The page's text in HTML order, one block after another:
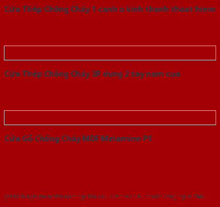
Cửa Thép Chống Cháy 1 canh o kinh thanh thoat hiem
Cửa Thép Chống Cháy 2P dung 2 tay nam cua
Cửa Gỗ Chống Cháy MDF Melamine P1
Với kinh nghiệm nhiêu năm nghiên cứu cửa theo tiêu chuẩn công nghệ Châu
Âu.Chúng tôi tự tin là nhà sản xuất & cung cấp hàng đầu tại Việt Nam!